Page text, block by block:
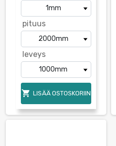
pituus
leveys
 LISÄÄ OSTOSKORIIN